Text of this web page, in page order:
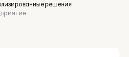
решения